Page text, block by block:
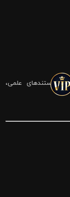
مستندهای علمی،